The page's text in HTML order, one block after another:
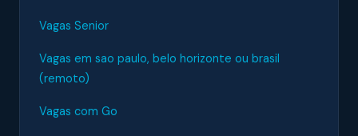
Vagas Senior
Vagas em sao paulo, belo horizonte ou brasil
(remoto)
Vagas com Go